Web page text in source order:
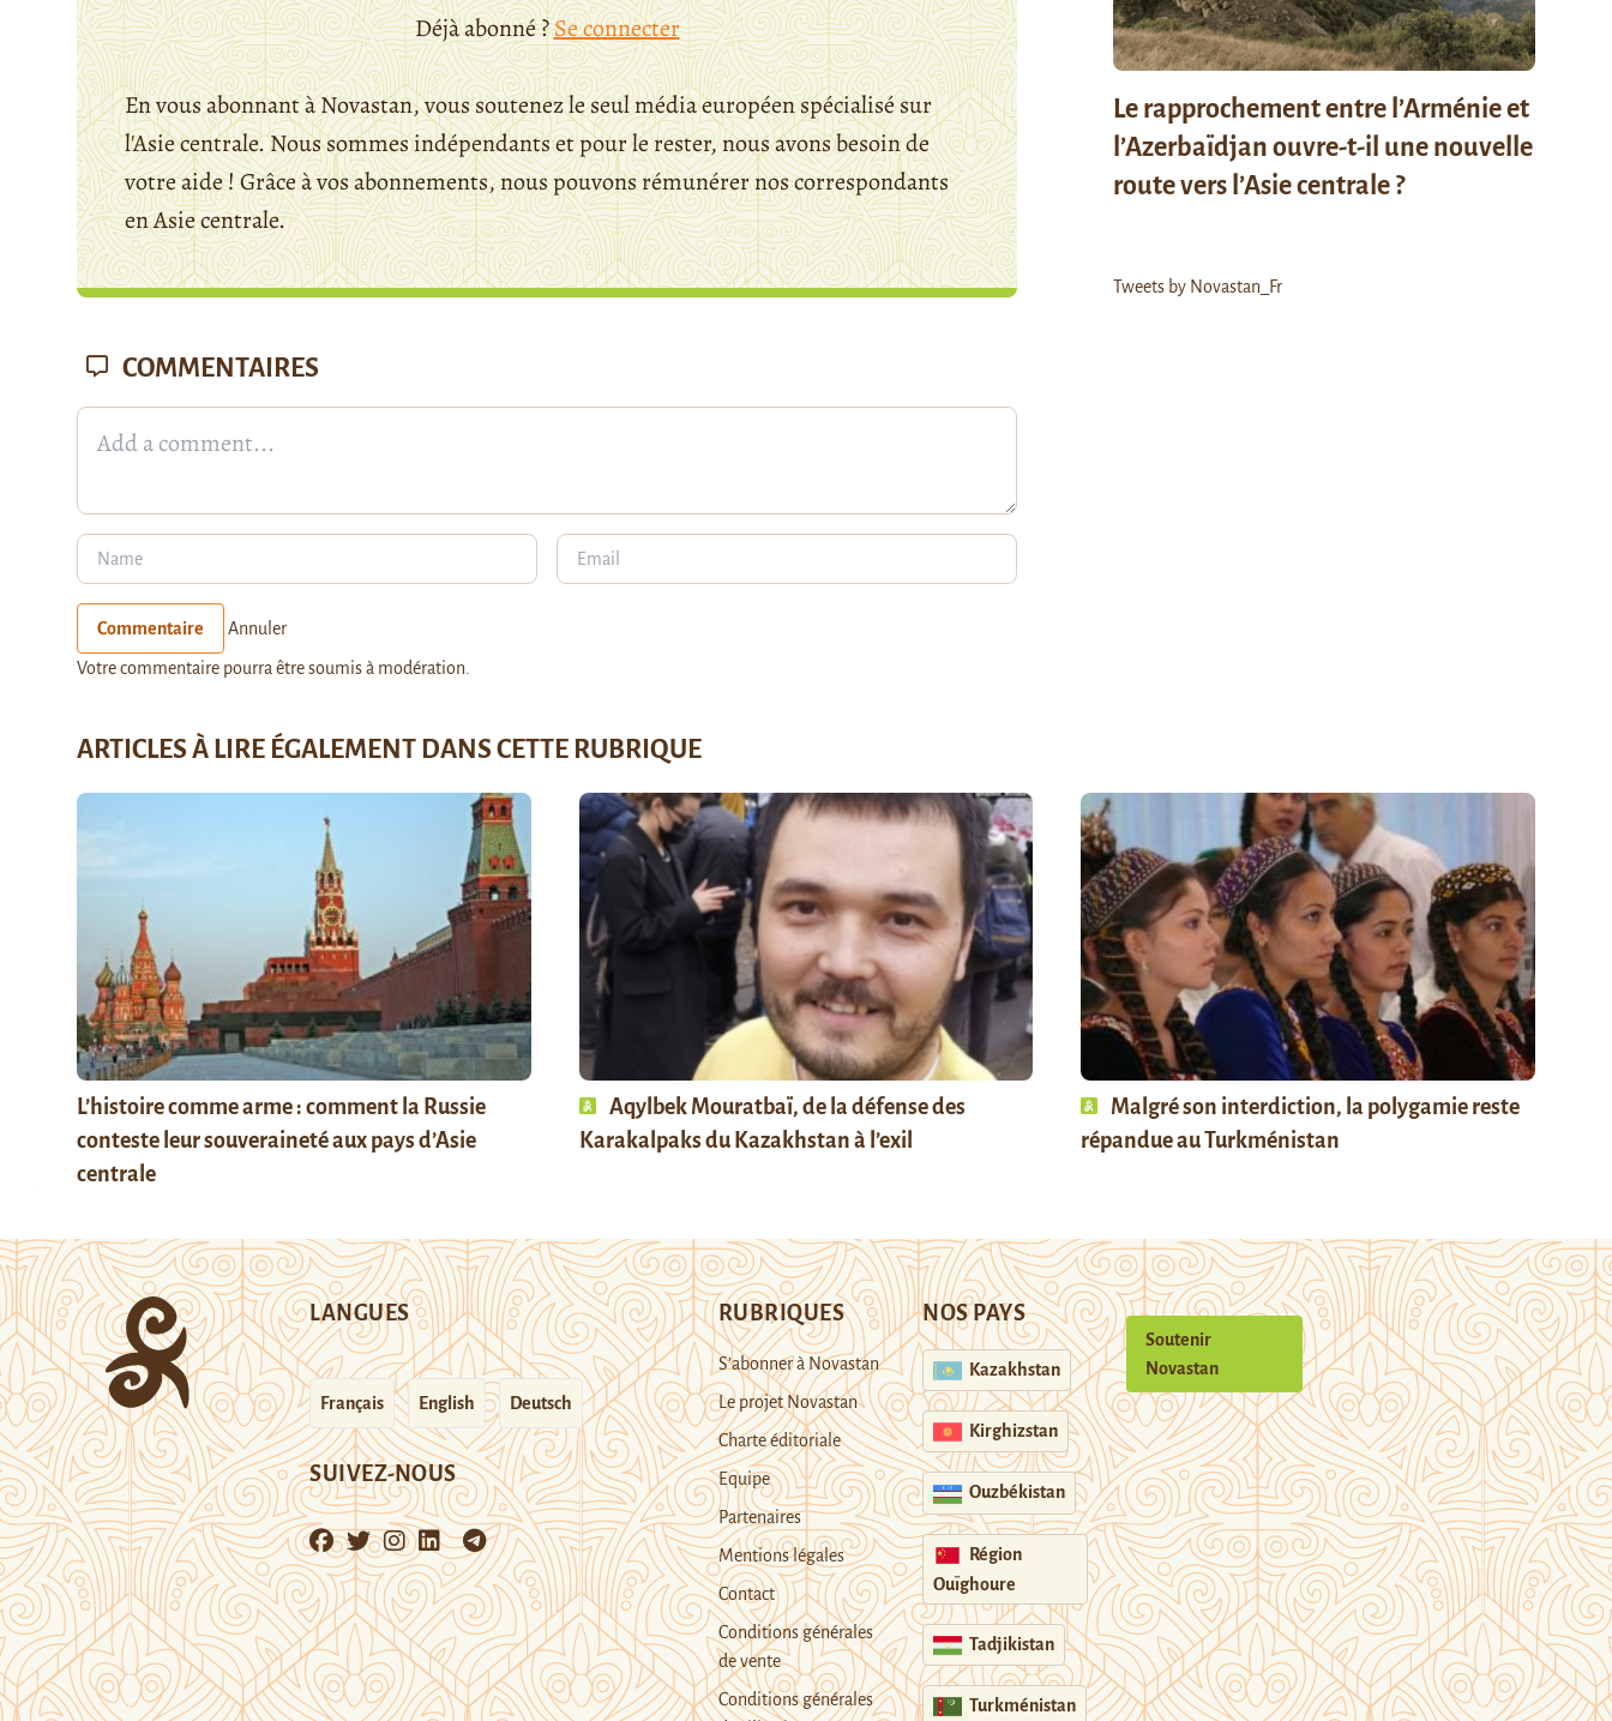
Déjà abonné ?Se connecter
En vous abonnant à Novastan, vous soutenez le seul média européen spécialisé sur
l'Asie centrale. Nous sommes indépendants et pour le rester, nous avons besoin de
votre aide ! Grâce à vos abonnements, nous pouvons rémunérer nos correspondants
en Asie centrale.
Le rapprochement entre l’Arménie et
l’Azerbaïdjan ouvre-t-il une nouvelle
route vers l’Asie centrale ?
Tweets by Novastan_Fr
COMMENTAIRES
Commentaire Annuler
Votre commentaire pourra être soumis à modération.
ARTICLES À LIRE ÉGALEMENT DANS CETTE RUBRIQUE
L’histoire comme arme : comment la Russie
conteste leur souveraineté aux pays d’Asie
centrale
Aqylbek Mouratbaï, de la défense des
Karakalpaks du Kazakhstan à l’exil
Malgré son interdiction, la polygamie reste
répandue au Turkménistan
LANGUES
Français English Deutsch
SUIVEZ-NOUS
RUBRIQUES
S’abonner à Novastan
Le projet Novastan
Charte éditoriale
Equipe
Partenaires
Mentions légales
Contact
Conditions générales
de vente
Conditions générales
NOS PAYS
Kazakhstan
Kirghizstan
Ouzbékistan
Région
Ouïghoure
Tadjikistan
Turkménistan
Soutenir
Novastan